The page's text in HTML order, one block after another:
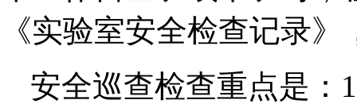
《实验室安全检查记录
安全巡查检查重点是： 1